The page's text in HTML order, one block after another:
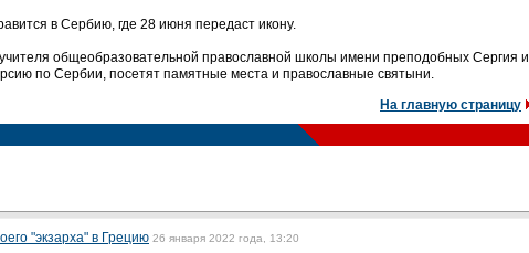
в Сербию, где 28 июня передаст икону.
учителя общеобразовательной православной школы имени преподобных Сергия и
по Сербии, посетят памятные места и православные святыни.
На главную страницу
"экзарха" в Грецию 26 января 2022 года, 13:20